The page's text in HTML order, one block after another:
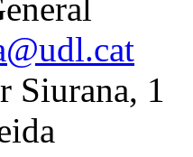
Siurana, 1